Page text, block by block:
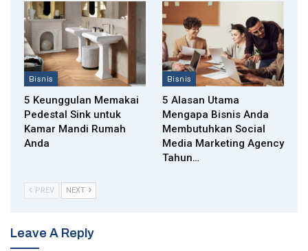
Bisnis
5 Keunggulan Memakai
Pedestal Sink untuk
Kamar Mandi Rumah
Anda
Bisnis
5 Alasan Utama
Mengapa Bisnis Anda
Membutuhkan Social
Media Marketing Agency
Tahun…
PREV NEXT
Leave A Reply